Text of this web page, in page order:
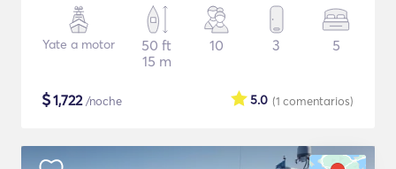
Yate a motor
50 ft
15 m
10 3 5
$1,722/noche (1 comentarios)
5.0